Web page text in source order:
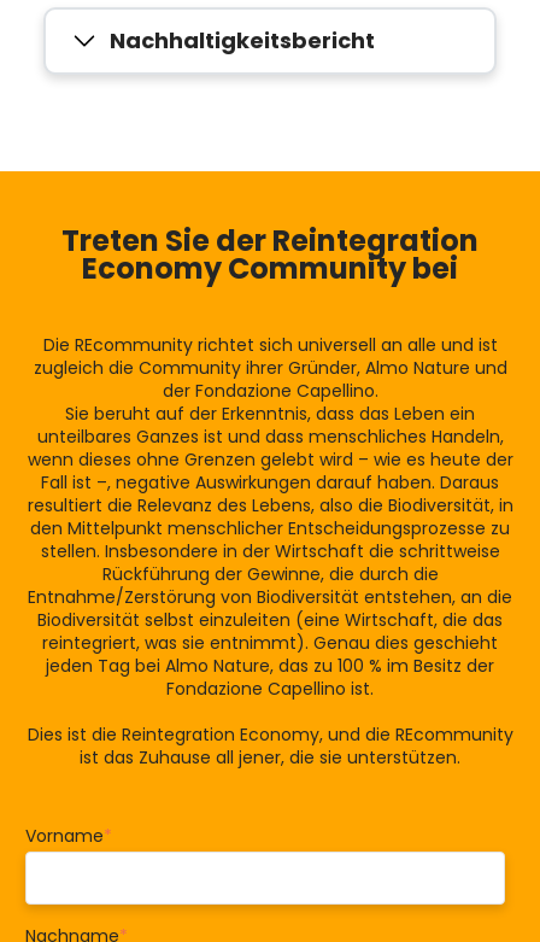
Nachhaltigkeitsbericht
Treten Sie der Reintegration
Economy Community bei
Die REcommunity richtet sich universell an alle und ist
zugleich die Community ihrer Gründer, Almo Nature und
der Fondazione Capellino.
Sie beruht auf der Erkenntnis, dass das Leben ein
unteilbares Ganzes ist und dass menschliches Handeln,
wenn dieses ohne Grenzen gelebt wird – wie es heute der
Fall ist –, negative Auswirkungen darauf haben. Daraus
resultiert die Relevanz des Lebens, also die Biodiversität, in
den Mittelpunkt menschlicher Entscheidungsprozesse zu
stellen. Insbesondere in der Wirtschaft die schrittweise
Rückführung der Gewinne, die durch die
Entnahme/Zerstörung von Biodiversität entstehen, an die
Biodiversität selbst einzuleiten (eine Wirtschaft, die das
reintegriert, was sie entnimmt). Genau dies geschieht
jeden Tag bei Almo Nature, das zu 100 % im Besitz der
Fondazione Capellino ist.
Dies ist die Reintegration Economy, und die REcommunity
ist das Zuhause all jener, die sie unterstützen.
Vorname*
Nachname*